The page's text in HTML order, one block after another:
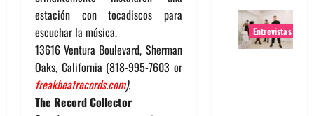
estación con tocadiscos para
escuchar la música.
13616 Ventura Boulevard, Sherman
Oaks, California (818-995-7603 or
freakbeatrecords.com).
The Record Collector
Entrevistas